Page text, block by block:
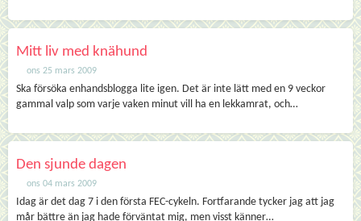
Mitt liv med knähund
ons 25 mars 2009
Ska försöka enhandsblogga lite igen. Det är inte lätt med en 9 veckor
gammal valp som varje vaken minut vill ha en lekkamrat, och…
Den sjunde dagen
ons 04 mars 2009
Idag är det dag 7 i den första FEC-cykeln. Fortfarande tycker jag att jag
mår bättre än jag hade förväntat mig, men visst känner…